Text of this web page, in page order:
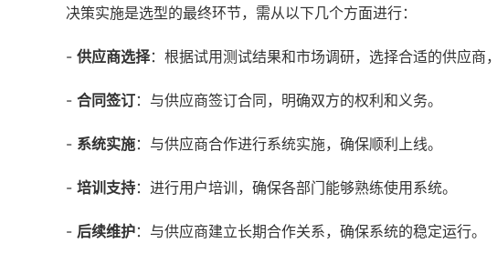
决策实施是选型的最终环节，需从以下几个方面进行：
- 供应商选择：根据试用测试结果和市场调研，选择合适的供应商
- 合同签订：与供应商签订合同，明确双方的权利和义务。
- 系统实施：与供应商合作进行系统实施，确保顺利上线。
- 培训支持：进行用户培训，确保各部门能够熟练使用系统。
- 后续维护：与供应商建立长期合作关系，确保系统的稳定运行。